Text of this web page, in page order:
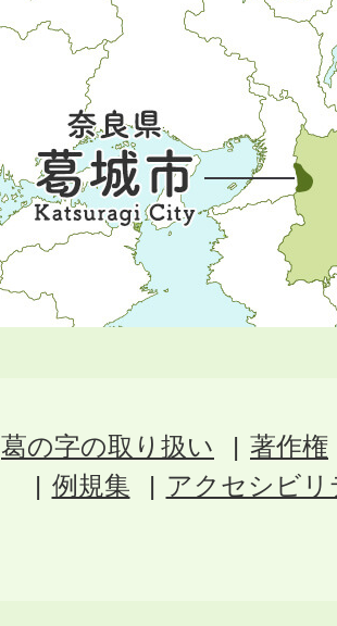
葛の字の取り扱い
著作権
例規集
アクセシビ